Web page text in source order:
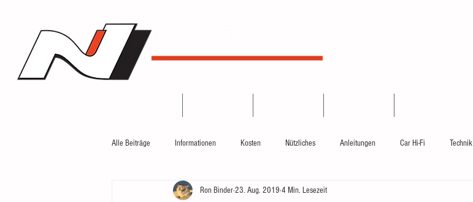
Alle Beiträge Informationen Kosten Nützliches Anleitungen Car Hi-Fi Technik
Motorsport Top Beitrag
Ron Binder23. Aug. 2019 4 Min. Lesezeit